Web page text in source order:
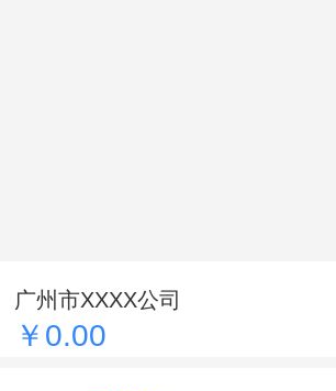
广州市XXXX公司
￥0.00